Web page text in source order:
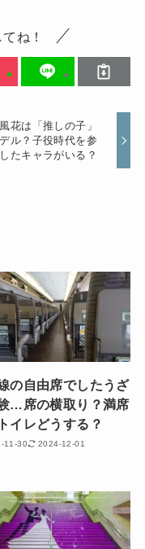
ね！
花は「推しの子」
ル？子役時代を参
たキャラがいる？
の自由席でしたうざ
…席の横取り？満席
イレどうする？
11-30 2024-12-01